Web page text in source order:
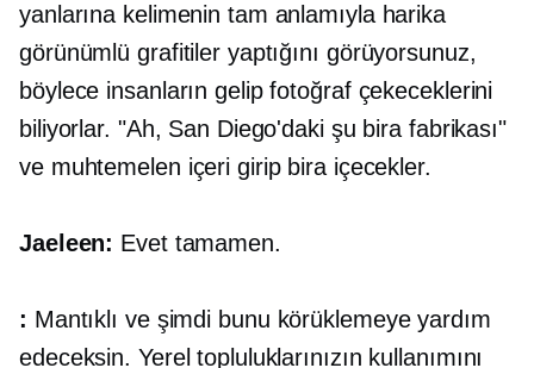
yanlarına kelimenin tam anlamıyla harika
görünümlü grafitiler yaptığını görüyorsunuz,
böylece insanların gelip fotoğraf çekeceklerini
biliyorlar. "Ah, San Diego'daki şu bira fabrikası"
ve muhtemelen içeri girip bira içecekler.
Jaeleen: Evet tamamen.
: Mantıklı ve şimdi bunu körüklemeye yardım
edeceksin. Yerel topluluklarınızın kullanımını